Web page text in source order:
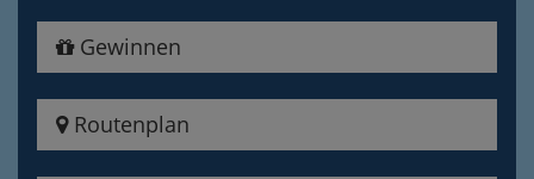
Gewinnen
Routenplan